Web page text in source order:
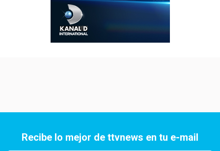
Recibe lo mejor de ttvnews en tu e-mail